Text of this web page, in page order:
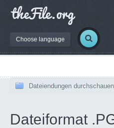
Choose language
Dateiendungen durchschauen
Dateiformat